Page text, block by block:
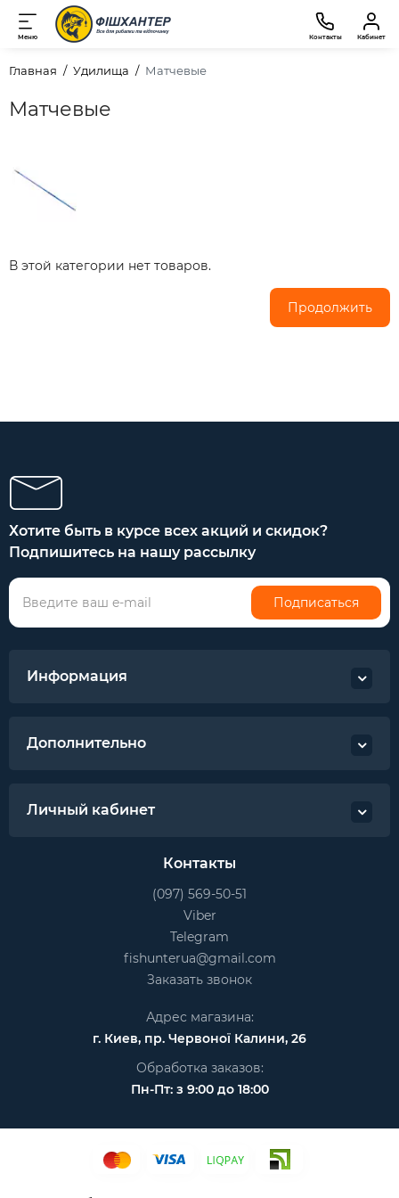
Меню Контакты Кабинет
Главная Удилища Матчевые
Матчевые
В этой категории нет товаров.
Продолжить
Хотите быть в курсе всех акций и скидок?
Подпишитесь на нашу рассылку
Подписаться
Информация
Дополнительно
Личный кабинет
Контакты
(097) 569-50-51
Viber
Telegram
fishunterua@gmail.com
Заказать звонок
Адрес магазина:
г. Киев, пр. Червоної Калини, 26
Обработка заказов:
Пн-Пт: з 9:00 до 18:00